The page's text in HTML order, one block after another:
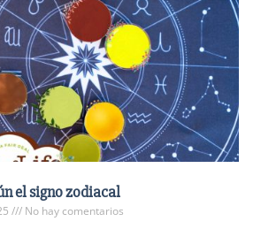
el signo zodiacal
No hay comentarios